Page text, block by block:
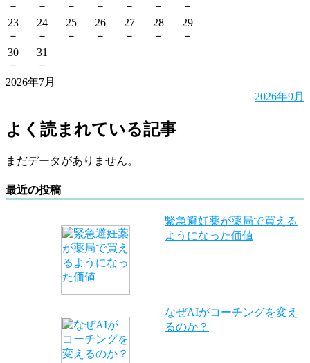
－
－
－
－
－
－
－
23
－
24
－
25
－
26
－
27
－
28
－
29
－
30
－
31
－
2026年7月
2026年9月
よく読まれている記事
まだデータがありません。
最近の投稿
緊急避妊薬が薬局で買える
ようになった価値
なぜAIがコーチングを変え
るのか？